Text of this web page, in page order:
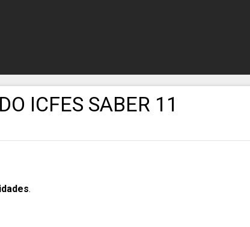
ICFES SABER 11
.